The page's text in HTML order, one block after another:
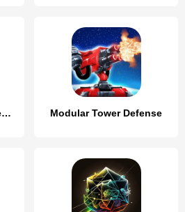
Rush Royale: Tower Defense TD Modular Tower Defense